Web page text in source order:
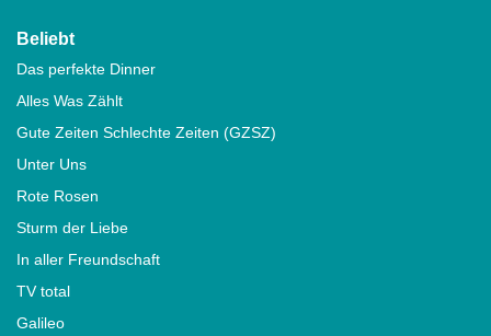
Beliebt
Das perfekte Dinner
Alles Was Zählt
Gute Zeiten Schlechte Zeiten (GZSZ)
Unter Uns
Rote Rosen
Sturm der Liebe
In aller Freundschaft
TV total
Galileo